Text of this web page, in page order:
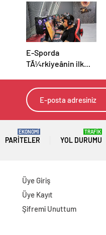
E-Sporda
TÃ¼rkiyeânin ilk
ligi kurulacak
PARITELER
EKONOMİ
YOL DURUMU
TRAFİK
Üye Giriş
Üye Kayıt
Şifremi Unuttum